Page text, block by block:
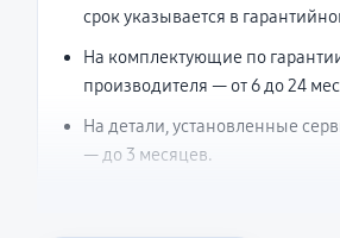
срок указывается в
На комплектующие по
производителя — от 6 до 24
На детали, установленные
— до 3 месяцев.